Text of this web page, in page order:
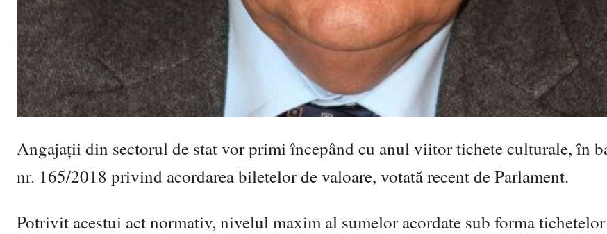
Angajaţii din sectorul de stat vor primi începând cu anul viitor tichete culturale, în
nr. 165/2018 privind acordarea biletelor de valoare, votată recent de Parlament.
Potrivit acestui act normativ, nivelul maxim al sumelor acordate sub forma